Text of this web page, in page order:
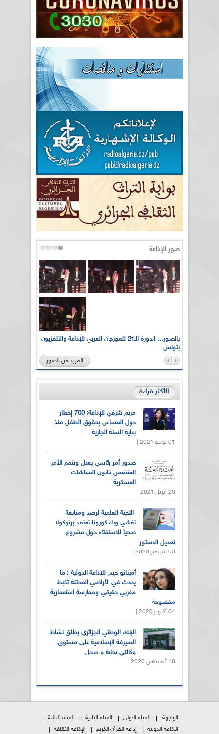
صور الإذاعة
بالصور... الدورة الـ21 للمهرجان العربي للإذاعة والتلفزيون
بتونس
المزيد من الصور
الأكثر قراءة
مريم شرفي للإذاعة: 700 إخطار
حول المساس بحقوق الطفل منذ
بداية السنة الجارية
01 يونيو 2021 |
صدور أمر رئاسي يعدل ويتمم الأمر
المتضمن قانون المعاشات
العسكرية
20 أبريل 2021 |
اللجنة العلمية لرصد ومتابعة
تفشي وباء كورونا تعتمد برتوكولا
صحيا للاستفتاء حول مشروع
تعديل الدستور
03 سبتمبر 2020 |
أميناتو حيدر للاذاعة الدولية : ما
يحدث في الأراضي المحتلة تخبط
مغربي حقيقي وممارسة استعمارية
مفضوحة
04 أكتوبر 2020 |
البنك الوطني الجزائري يطلق نشاط
الصيرفة الإسلامية على مستوى
وكالتي بجاية و جيجل
18 أغسطس 2020 |
الواجهة القناة الأولى القناة الثانية
القناة الثالثة
الإذاعة الدولية
إذاعة القرآن الكريم الإذاعة الثقافة